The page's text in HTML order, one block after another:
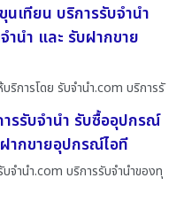
นเทียน บริการรับจำนำ
นำ และ รับฝากขาย
ริการโดย รับจํานํา.com บริการรั
รรับจำนำ รับซื้ออุปกรณ์
ากขายอุปกรณ์ไอที
จํานํา.com บริการรับจำนำของทุ